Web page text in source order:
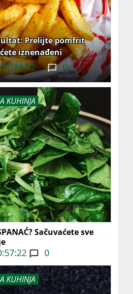
Prelijte pomfrit
iznenađeni
0
KUHINJA
Sačuvaćete sve
0
KUHINJA